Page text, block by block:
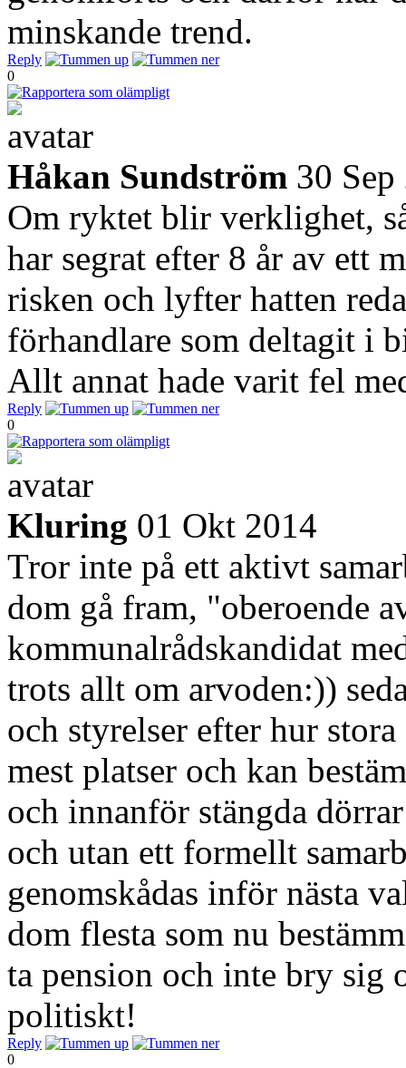
minskande trend.
Reply
0
Håkan Sundström 30
Om ryktet blir verklighet,
har segrat efter 8 år av ett
risken och lyfter hatten
förhandlare som deltagit i
Allt annat hade varit fel
Reply
0
Kluring 01 Okt 2014
Tror inte på ett aktivt
dom gå fram, "oberoende
kommunalrådskandidat
trots allt om arvoden:))
och styrelser efter hur
mest platser och kan
och innanför stängda
och utan ett formellt
genomskådas inför nästa
dom flesta som nu
ta pension och inte bry sig
politiskt!
Reply
0